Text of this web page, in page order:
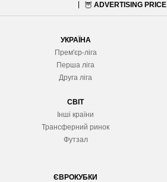
🦉 ADVERTISING PRICE
УКРАЇНА
Прем'єр-ліга
Перша ліга
Друга ліга
СВІТ
Інші країни
Трансферний ринок
Футзал
ЄВРОКУБКИ